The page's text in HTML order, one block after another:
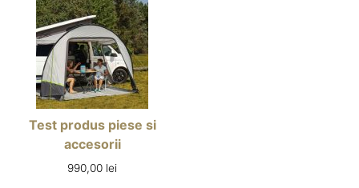
Test produs piese si
accesorii
990,00 lei